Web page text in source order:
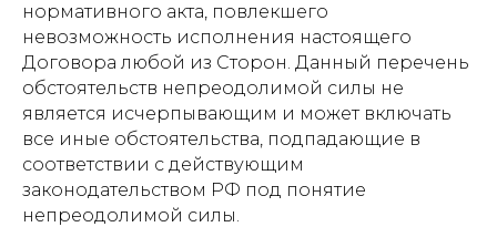
нормативного акта, повлекшего
невозможность исполнения настоящего
Договора любой из Сторон. Данный перечень
обстоятельств непреодолимой силы не
является исчерпывающим и может включать
все иные обстоятельства, подпадающие в
соответствии с действующим
законодательством РФ под понятие
непреодолимой силы.